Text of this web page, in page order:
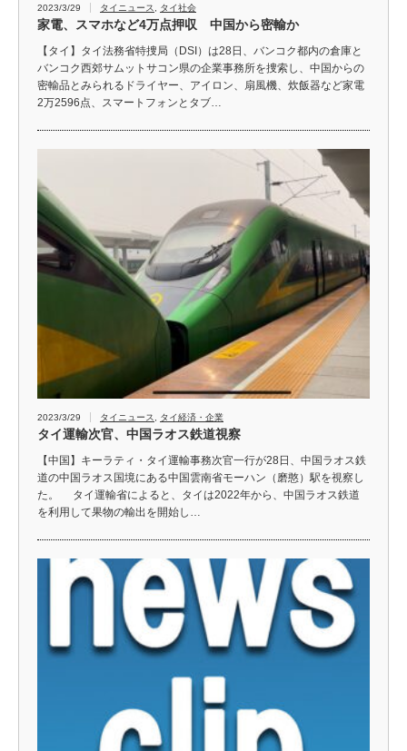
2023/3/29 タイニュース タイ社会
家電、スマホなど4万点押収 中国から密輸か
【タイ】タイ法務省特捜局（DSI）は28日、バンコク都内の倉庫と
バンコク西郊サムットサコン県の企業事務所を捜索し、中国からの
密輸品とみられるドライヤー、アイロン、扇風機、炊飯器など家電
2万2596点、スマートフォンとタブ…
2023/3/29 タイニュース タイ経済・企業
タイ運輸次官、中国ラオス鉄道視察
【中国】キーラティ・タイ運輸事務次官一行が28日、中国ラオス鉄
道の中国ラオス国境にある中国雲南省モーハン（磨憨）駅を視察し
た。 タイ運輸省によると、タイは2022年から、中国ラオス鉄道
を利用して果物の輸出を開始し…